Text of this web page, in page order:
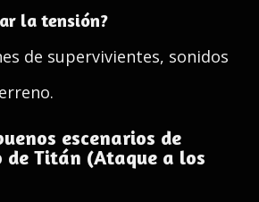
la tensión?
de supervivientes, sonidos
escenarios de
Titán (Ataque a los